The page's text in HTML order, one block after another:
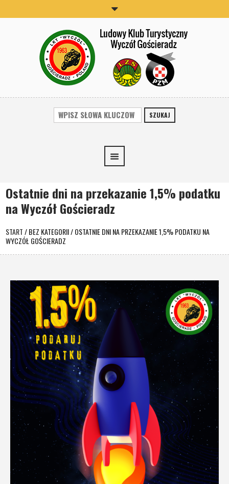
SZUKAJ
Ostatnie dni na przekazanie 1,5% podatku
na Wyczół Gościeradz
START/BEZ KATEGORII/OSTATNIE DNI NA PRZEKAZANIE 1,5% PODATKU NA
WYCZÓŁ GOŚCIERADZ